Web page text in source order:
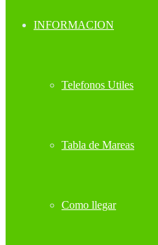
INFORMACION
Telefonos Utiles
Tabla de Mareas
Como llegar